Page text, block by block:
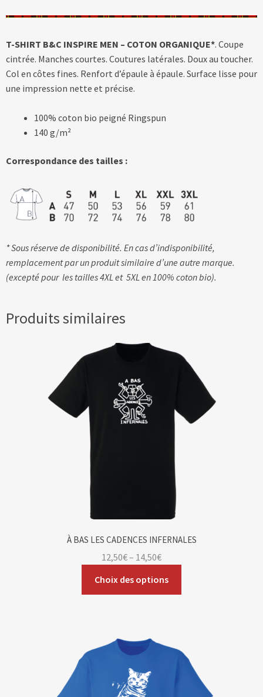
T-SHIRT B&C INSPIRE MEN – COTON ORGANIQUE*. Coupe
cintrée. Manches courtes. Coutures latérales. Doux au toucher.
Col en côtes fines. Renfort d’épaule à épaule. Surface lisse pour
une impression nette et précise.
100% coton bio peigné Ringspun
140 g/m²
Correspondance des tailles :
* Sous réserve de disponibilité. En cas d’indisponibilité,
remplacement par un produit similaire d’une autre marque.
(excepté pour les tailles 4XL et 5XL en 100% coton bio).
Produits similaires
À BAS LES CADENCES INFERNALES
12,50€– 14,50€
Choix des options